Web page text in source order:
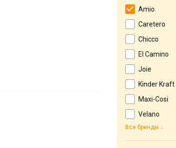
Amio
Caretero
Chicco
El Camino
Joie
Kinder Kraft
Maxi-Cosi
Velano
Все бренды